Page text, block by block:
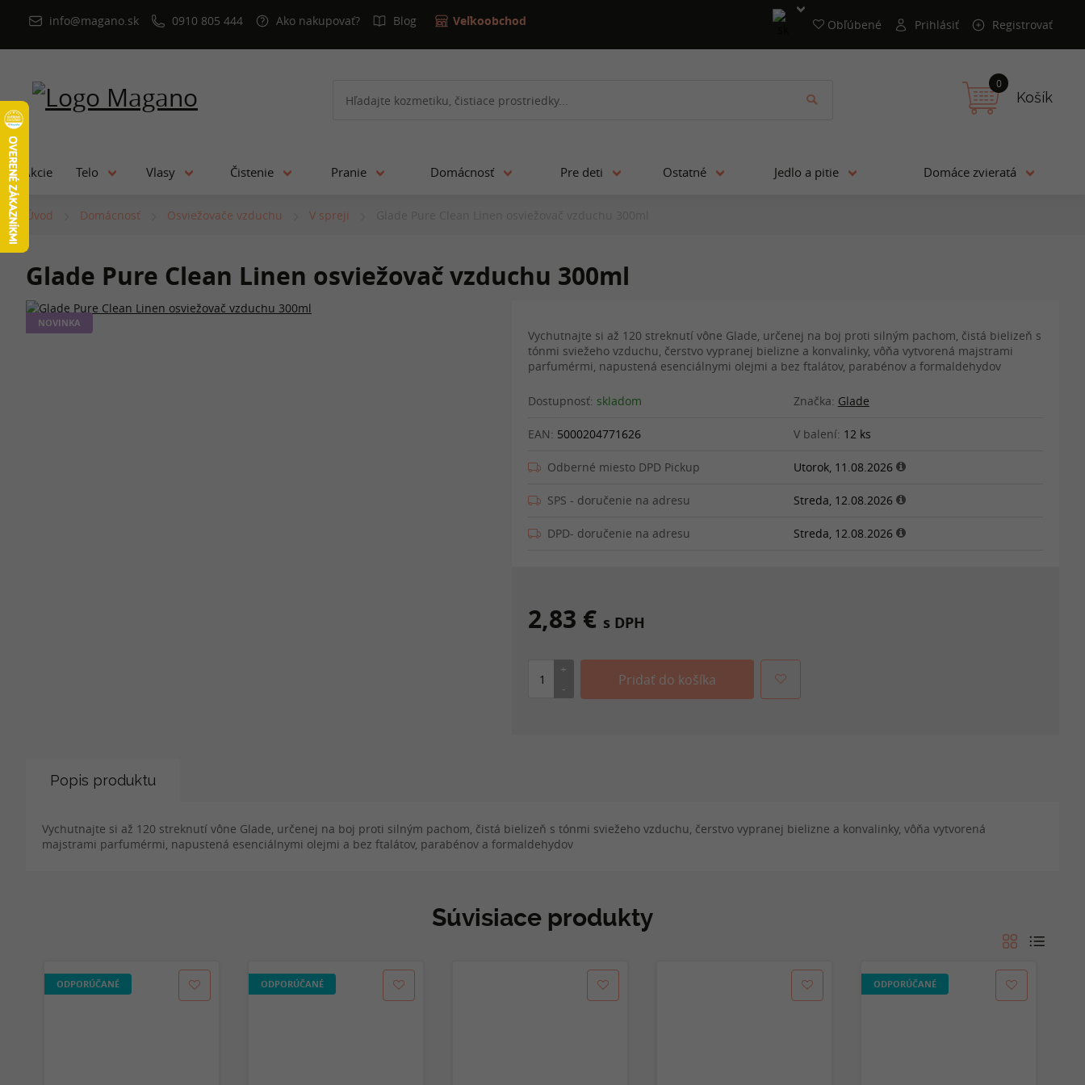
info@magano.sk 0910 805 444 Ako nakupovať? Blog Veľkoobchod Obľúbené Prihlásiť Registrovať
0
Košík
Akcie Telo Vlasy Čistenie Pranie Domácnosť Pre deti Ostatné Jedlo a pitie Domáce zvieratá
Úvod Domácnosť Osviežovače vzduchu V spreji
Glade Pure Clean Linen osviežovač vzduchu 300ml
NOVINKA
Vychutnajte si až 120 streknutí vône Glade, určenej na boj proti silným pachom, čistá bielizeň s
tónmi sviežeho vzduchu, čerstvo vypranej bielizne a konvalinky, vôňa vytvorená majstrami
parfumérmi, napustená esenciálnymi olejmi a bez ftalátov, parabénov a formaldehydov
Dostupnosť: skladom Značka: Glade
EAN: 5000204771626 V balení: 12 ks
Odberné miesto DPD Pickup Utorok, 11.08.2026
SPS - doručenie na adresu Streda, 12.08.2026
DPD- doručenie na adresu Streda, 12.08.2026
2,83 € s DPH
Popis produktu
Vychutnajte si až 120 streknutí vône Glade, určenej na boj proti silným pachom, čistá bielizeň s tónmi sviežeho vzduchu, čerstvo vypranej bielizne a konvalinky, vôňa vytvorená
majstrami parfumérmi, napustená esenciálnymi olejmi a bez ftalátov, parabénov a formaldehydov
Súvisiace produkty
ODPORÚČANÉ ODPORÚČANÉ ODPORÚČANÉ